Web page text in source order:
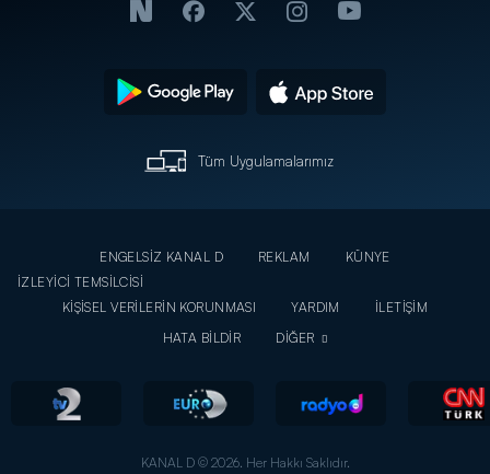
Tüm Uygulamalarımız
ENGELSİZ KANAL D REKLAM
KÜNYE
İZLEYİCİ TEMSİLCİSİ
KİŞİSEL VERİLERİN KORUNMASI
YARDIM
İLETİŞİM
HATA BİLDİR
DİĞER
KANAL D © 2026. Her Hakkı Saklıdır.